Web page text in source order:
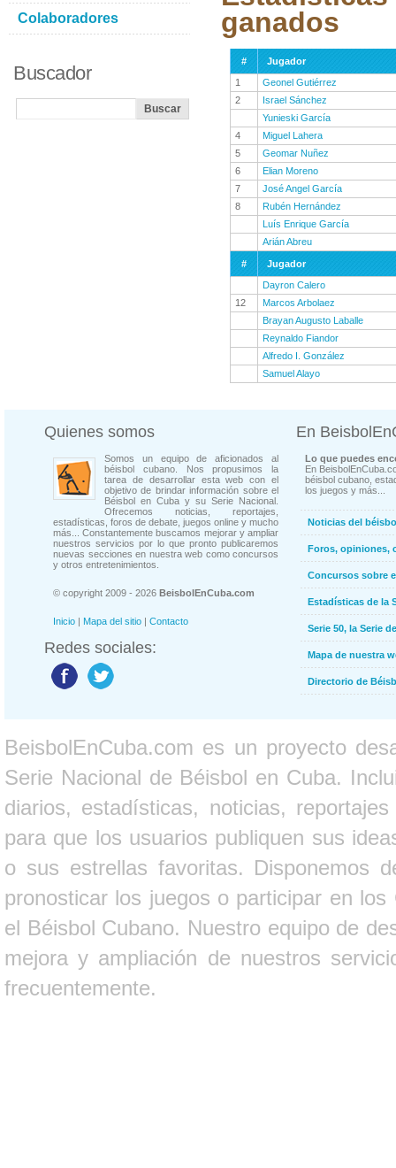
ganados
#
Jugador
1
Geonel Gutiérrez
2
Israel Sánchez
Yunieski García
4
Miguel Lahera
5
Geomar Nuñez
6
Elian Moreno
7
José Angel García
8
Rubén Hernández
Luís Enrique García
Arián Abreu
#
Jugador
Dayron Calero
12
Marcos Arbolaez
Brayan Augusto Laballe
Reynaldo Fiandor
Alfredo I. González
Samuel Alayo
Colaboradores
Buscador
Quienes somos
Somos un equipo de aficionados al
béisbol cubano. Nos propusimos la
tarea de desarrollar esta web con el
objetivo de brindar información sobre el
Béisbol en Cuba y su Serie Nacional.
Ofrecemos noticias, reportajes,
estadísticas, foros de debate, juegos online y mucho
más... Constantemente buscamos mejorar y ampliar
nuestros servicios por lo que pronto publicaremos
nuevas secciones en nuestra web como concursos
y otros entretenimientos.
© copyright 2009 - 2026 BeisbolEnCuba.com
Inicio | Mapa del sitio | Contacto
Redes sociales:
En
Lo que puedes
En
béisbol cubano,
los juegos y más...
Noticias del
Foros, opiniones,
Concursos sobre
Estadísticas de la
Serie 50, la Serie
Mapa de nuestra
Directorio de
BeisbolEnCuba.com es un proyecto
Serie Nacional de Béisbol en Cuba.
diarios, estadísticas, noticias,
para que los usuarios publiquen sus
o sus estrellas favoritas. Disponemos
pronosticar los juegos o participar en
el Béisbol Cubano. Nuestro equipo de
mejora y ampliación de nuestros
frecuentemente.